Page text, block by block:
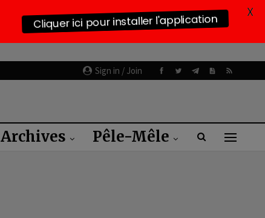
Sign in / Join
Archives Pêle-Mêle
Cliquer ici pour installer l'application
X